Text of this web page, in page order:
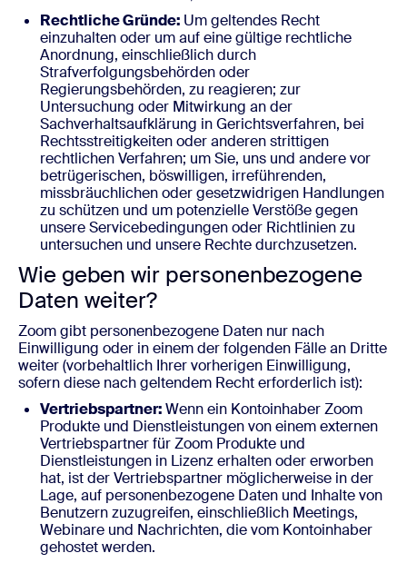
Rechtliche Gründe: Um geltendes Recht
einzuhalten oder um auf eine gültige rechtliche
Anordnung, einschließlich durch
Strafverfolgungsbehörden oder
Regierungsbehörden, zu reagieren; zur
Untersuchung oder Mitwirkung an der
Sachverhaltsaufklärung in Gerichtsverfahren, bei
Rechtsstreitigkeiten oder anderen strittigen
rechtlichen Verfahren; um Sie, uns und andere vor
betrügerischen, böswilligen, irreführenden,
missbräuchlichen oder gesetzwidrigen Handlungen
zu schützen und um potenzielle Verstöße gegen
unsere Servicebedingungen oder Richtlinien zu
untersuchen und unsere Rechte durchzusetzen.
Wie geben wir personenbezogene
Daten weiter?
Zoom gibt personenbezogene Daten nur nach
Einwilligung oder in einem der folgenden Fälle an Dritte
weiter (vorbehaltlich Ihrer vorherigen Einwilligung,
sofern diese nach geltendem Recht erforderlich ist):
Vertriebspartner:Wenn ein Kontoinhaber Zoom
Produkte und Dienstleistungen von einem externen
Vertriebspartner für Zoom Produkte und
Dienstleistungen in Lizenz erhalten oder erworben
hat, ist der Vertriebspartner möglicherweise in der
Lage, auf personenbezogene Daten und Inhalte von
Benutzern zuzugreifen, einschließlich Meetings,
Webinare und Nachrichten, die vom Kontoinhaber
gehostet werden.